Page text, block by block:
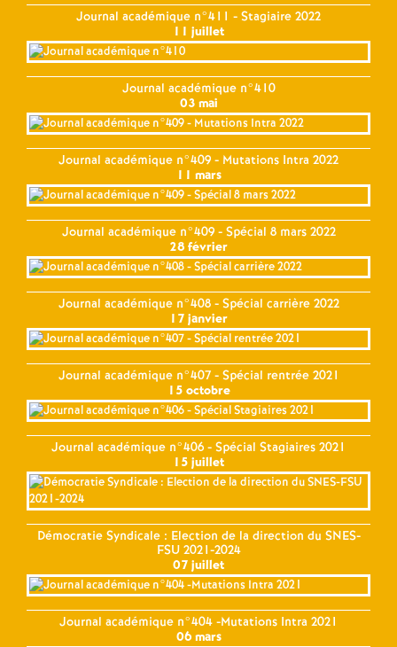
Journal académique n°411 - Stagiaire 2022
11 juillet
Journal académique n°410
03 mai
Journal académique n°409 - Mutations Intra 2022
11 mars
Journal académique n°409 - Spécial 8 mars 2022
28 février
Journal académique n°408 - Spécial carrière 2022
17 janvier
Journal académique n°407 - Spécial rentrée 2021
15 octobre
Journal académique n°406 - Spécial Stagiaires 2021
15 juillet
Démocratie Syndicale : Election de la direction du SNES-
FSU 2021-2024
07 juillet
Journal académique n°404 -Mutations Intra 2021
06 mars